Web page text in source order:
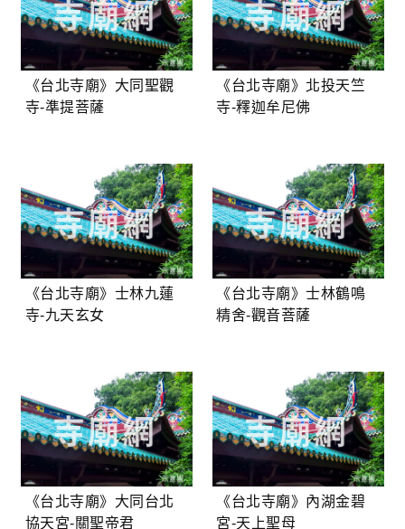
《台北寺廟》大同聖觀
寺-準提菩薩
《台北寺廟》北投天竺
寺-釋迦牟尼佛
《台北寺廟》士林九蓮
寺-九天玄女
《台北寺廟》士林鶴鳴
精舍-觀音菩薩
《台北寺廟》大同台北
協天宮-關聖帝君
《台北寺廟》內湖金碧
宮-天上聖母